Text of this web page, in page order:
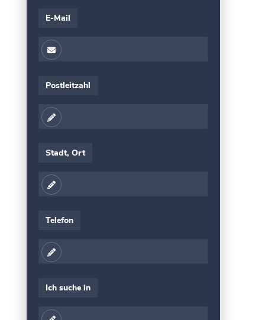
E-Mail
Postleitzahl
Stadt, Ort
Telefon
Ich suche in